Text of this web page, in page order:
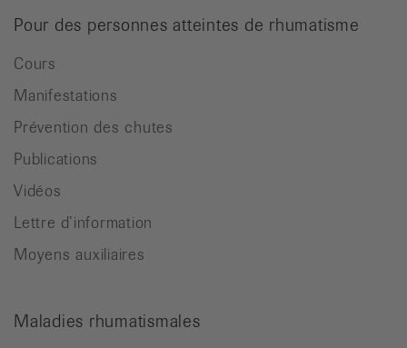
Pour des personnes atteintes de rhumatisme
Cours
Manifestations
Prévention des chutes
Publications
Vidéos
Lettre d’information
Moyens auxiliaires
Maladies rhumatismales